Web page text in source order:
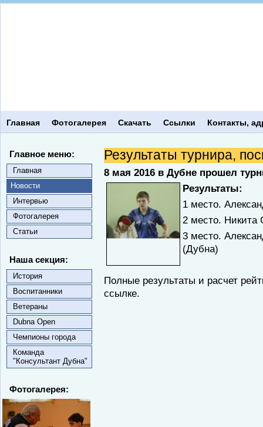
Главная Фотогалерея Скачать Ссылки Контакты,
Главное меню:
Главная
Новости
Интервью
Фотогалерея
Статьи
Наша секция:
История
Воспитанники
Ветераны
Dubna Open
Чемпионы города
Команда
"Консультант Дубна"
Фотогалерея:
Результаты турнира,
8 мая 2016 в Дубне прошел
Результаты:
1 место.
2 место. Никита
3 место.
(Дубна)
Полные результаты и расчет
ссылке.